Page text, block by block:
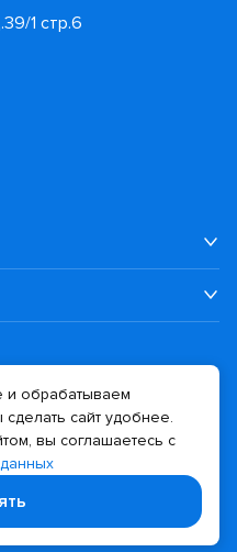
1 стр.6
сайта
обрабатываем
сайт удобнее.
вы соглашаетесь с